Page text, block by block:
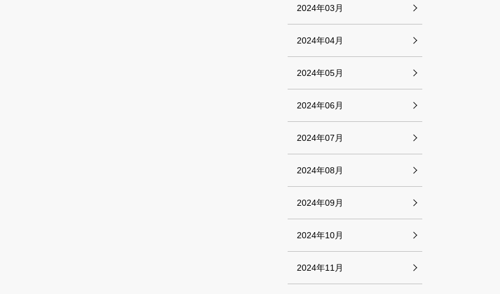
2024年03月
2024年04月
2024年05月
2024年06月
2024年07月
2024年08月
2024年09月
2024年10月
2024年11月